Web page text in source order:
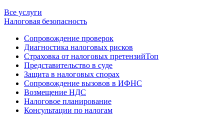
Все услуги
Налоговая безопасность
Сопровождение проверок
Диагностика налоговых рисков
Страховка от налоговых претензийТоп
Представительство в суде
Защита в налоговых спорах
Сопровождение вызовов в ИФНС
Возмещение НДС
Налоговое планирование
Консультации по налогам